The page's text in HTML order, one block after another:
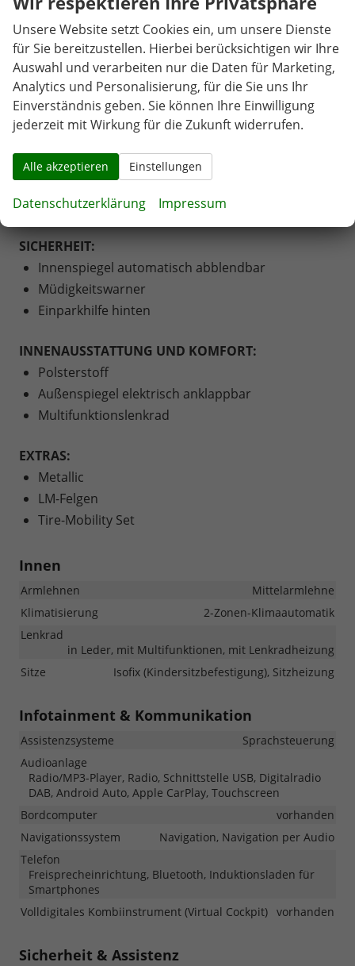
2 Zonen Klimaautomatik
Verkehrszeichenerkennung
Spurhalteassistent
MULTIMEDIA UND KOMMUNIKATION:
Bordcomputer
Android Auto
Apple Car Play
Touchscreen
SICHERHEIT:
Innenspiegel automatisch abblendbar
Müdigkeitswarner
Einparkhilfe hinten
INNENAUSSTATTUNG UND KOMFORT:
Polsterstoff
Außenspiegel elektrisch anklappbar
Multifunktionslenkrad
EXTRAS:
Metallic
LM-Felgen
Tire-Mobility Set
Innen
Armlehnen
Mittelarmlehne
Klimatisierung
2-Zonen-Klimaautomatik
Lenkrad
in Leder, mit Multifunktionen, mit Lenkradheizung
Sitze
Isofix (Kindersitzbefestigung), Sitzheizung
Infotainment & Kommunikation
Assistenzsysteme
Sprachsteuerung
Audioanlage
Radio/MP3-Player, Radio, Schnittstelle USB, Digitalradio
DAB, Android Auto, Apple CarPlay, Touchscreen
Bordcomputer
vorhanden
Navigationssystem
Navigation, Navigation per Audio
Telefon
Freisprecheinrichtung, Bluetooth, Induktionsladen für
Smartphones
Volldigitales Kombiinstrument (Virtual Cockpit) vorhanden
Sicherheit & Assistenz
Unsere Website setzt Cookies ein, um unsere Dienste
für Sie bereitzustellen. Hierbei berücksichtigen wir Ihre
Auswahl und verarbeiten nur die Daten für Marketing,
Analytics und Personalisierung, für die Sie uns Ihr
Einverständnis geben. Sie können Ihre Einwilligung
jederzeit mit Wirkung für die Zukunft widerrufen.
Alle akzeptieren Einstellungen
Datenschutzerklärung Impressum